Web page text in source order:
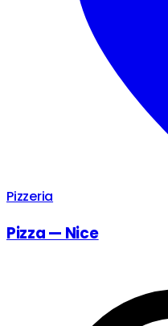
Pizzeria
Pizza — Nice